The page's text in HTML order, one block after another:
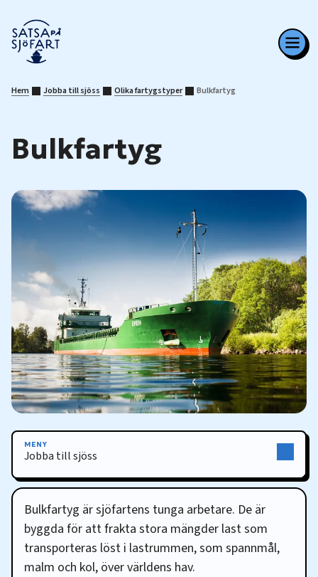
Hem Jobba till sjöss Olika fartygstyper Bulkfartyg
Bulkfartyg
Bulkfartyg är sjöfartens tunga arbetare. De är
byggda för att frakta stora mängder last som
transporteras löst i lastrummen, som spannmål,
malm och kol, över världens hav.
MENY
Jobba till sjöss
Jobba till sjöss